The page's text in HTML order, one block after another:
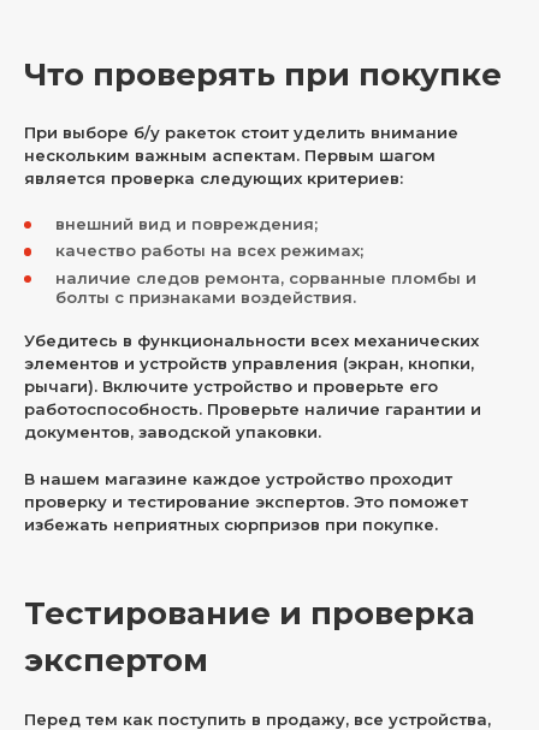
Что проверять при покупке
При выборе б/у ракеток стоит уделить внимание
нескольким важным аспектам. Первым шагом
является проверка следующих критериев:
внешний вид и повреждения;
качество работы на всех режимах;
наличие следов ремонта, сорванные пломбы и
болты с признаками воздействия.
Убедитесь в функциональности всех механических
элементов и устройств управления (экран, кнопки,
рычаги). Включите устройство и проверьте его
работоспособность. Проверьте наличие гарантии и
документов, заводской упаковки.
В нашем магазине каждое устройство проходит
проверку и тестирование экспертов. Это поможет
избежать неприятных сюрпризов при покупке.
Тестирование и проверка
экспертом
Перед тем как поступить в продажу, все устройства,